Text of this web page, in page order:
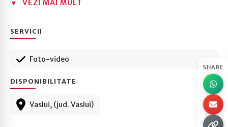
SHARE
VEZI MAI MULT
SERVICII
Foto-video
DISPONIBILITATE
Vaslui, (jud. Vaslui)